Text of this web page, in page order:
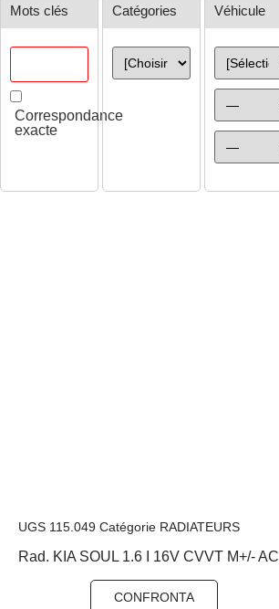
Mots clés
Correspondance
exacte
Catégories Véhicule
UGS 115.049 Catégorie RADIATEURS
Rad. KIA SOUL 1.6 I 16V CVVT M+/- AC
CONFRONTA